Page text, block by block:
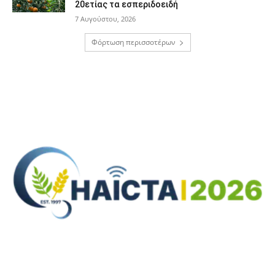
20ετίας τα εσπεριδοειδή
7 Αυγούστου, 2026
Φόρτωση περισσοτέρων